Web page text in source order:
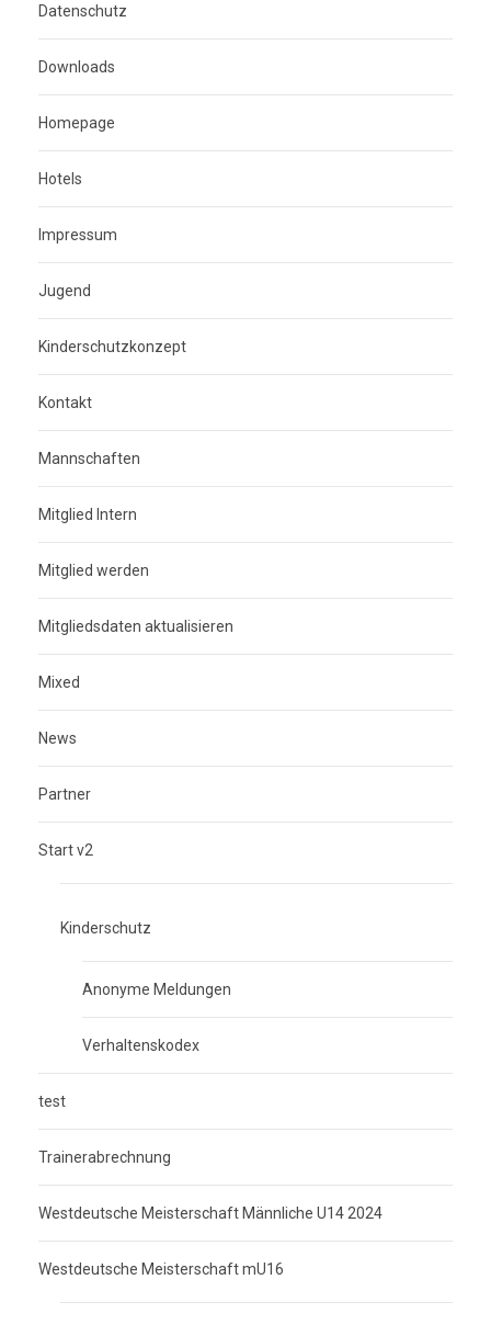
Datenschutz
Downloads
Homepage
Hotels
Impressum
Jugend
Kinderschutzkonzept
Kontakt
Mannschaften
Mitglied Intern
Mitglied werden
Mitgliedsdaten aktualisieren
Mixed
News
Partner
Start v2
Kinderschutz
Anonyme Meldungen
Verhaltenskodex
test
Trainerabrechnung
Westdeutsche Meisterschaft Männliche U14 2024
Westdeutsche Meisterschaft mU16